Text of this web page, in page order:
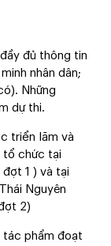
đủ thông tin
nhân dân;
Những
dự thi.
triển lãm và
tổ chức tại
1 ) và tại
Nguyên
2)
tác phẩm đoạt